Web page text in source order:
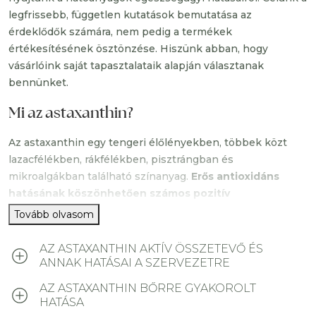
astaxanthin antioxidáns hatásátfokozza, hanem
önmagában is hozzájárul a sejtvédelemhez.
A hatóanyagok gélkapszulába vannak árva, ami
lehetővé teszi a könnyebb fogyasztást.
Ha kíváncsi vagy, mit tud pontosan ez a különleges
antioxidáns, és érdekelnek a mögötte álló tudományos
részhez!
legfrissebb, független kutatások bemutatása az
érdeklődők számára, nem pedig a termékek
értékesítésének ösztönzése. Hiszünk abban, hogy
vásárlóink saját tapasztalataik alapján választanak
bennünket.
Mi az astaxanthin?
Az astaxanthin egy tengeri élőlényekben, többek közt
lazacfélékben, rákfélékben, pisztrángban és
mikroalgákban található színanyag. Erős antioxidáns
hatásának köszönhetően számos pozitív
egészségügyi hatással bír.
tartalmazó, egyedülálló molekuláris tulajdonságokkal bír,
természetes karotenoid is megtalálható benne.
vízben és zsírban is képes oldódni, így könnyedén
Tovább olvasom
AZ ASTAXANTHIN AKTÍV ÖSSZETEVŐ ÉS
ANNAK HATÁSAI A SZERVEZETRE
AZ ASTAXANTHIN BŐRRE GYAKOROLT
HATÁSA